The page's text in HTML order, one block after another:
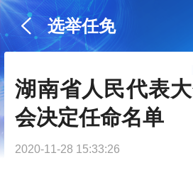
选举任免
湖南省人民代表
会决定任命名单
2020-11-28 15:33:26